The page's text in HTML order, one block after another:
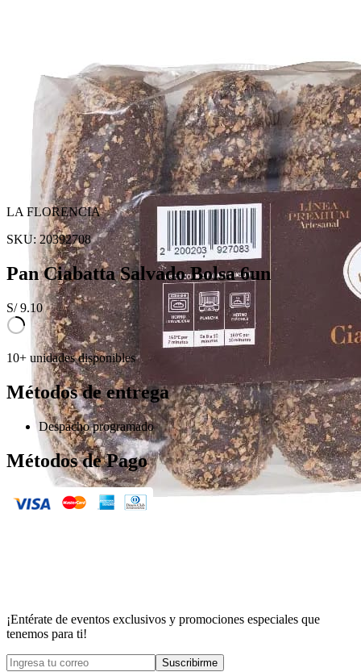
LA FLORENCIA
SKU: 20392708
Pan Ciabatta Salvado Bolsa 6un
S/9.10
10+ unidades disponibles
Métodos de entrega
Despacho programado
Métodos de Pago
¡Entérate de eventos exclusivos y promociones especiales que
tenemos para ti!
Suscribirme